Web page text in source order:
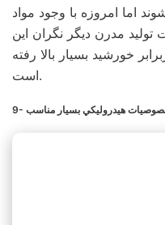
اما امروزه با وجود مواد
مدرن دیگر نگران این
خورشید بسیار بالا رفته
است.
خصوصيات هيدروليكي بسيار مناسب